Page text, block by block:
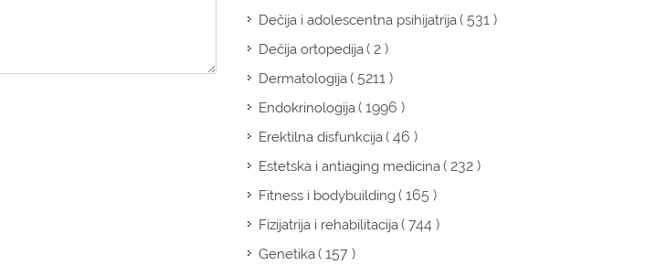
Dečija i adolescentna psihijatrija( 531 )
Dečija ortopedija( 2 )
Dermatologija( 5211 )
Endokrinologija( 1996 )
Erektilna disfunkcija( 46 )
Estetska i antiaging medicina( 232 )
Fitness i bodybuilding( 165 )
Fizijatrija i rehabilitacija( 744 )
Genetika( 157 )